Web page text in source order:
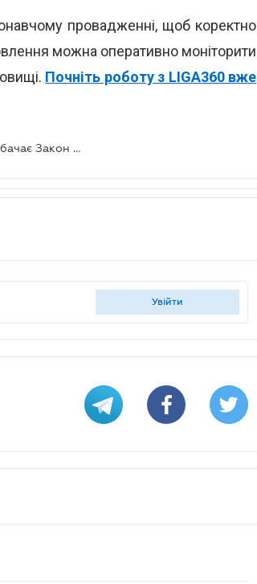
провадженні, щоб коректно
можна оперативно моніторити
Почніть роботу з LIGA360 вже
Цифрова революція у виконанні рішень: що передбачає Закон № 4833-IX
увійти